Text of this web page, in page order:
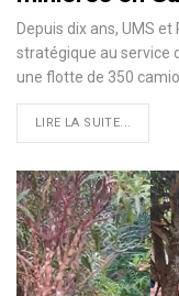
Depuis dix ans, UMS
stratégique au service
une flotte de 350
LIRE LA SUITE...